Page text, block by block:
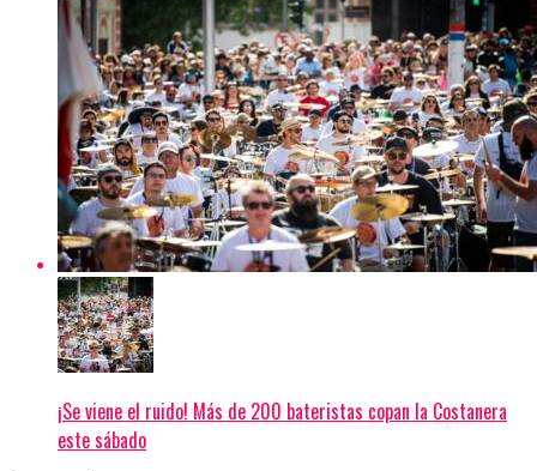
¡Se viene el ruido! Más de 200 bateristas copan la Costanera
este sábado